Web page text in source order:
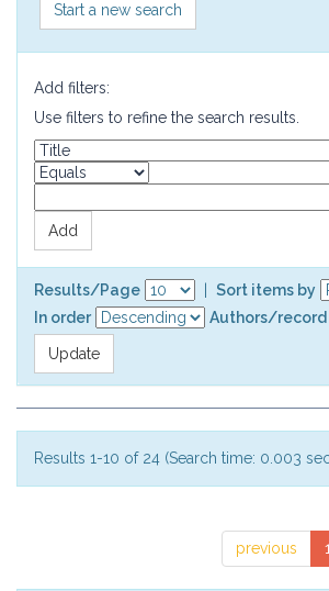
Start a new search
Add filters:
Use filters to refine the search results.
Results/Page
Sort items by
In order
Authors/record
Results 1-10 of 24 (Search time: 0.003
previous 1